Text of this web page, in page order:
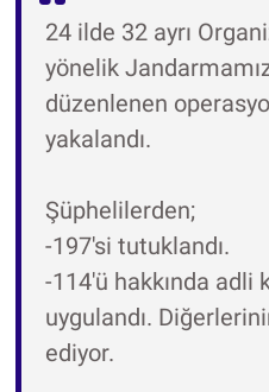
24 ilde 32 ayrı
yönelik
düzenlenen
yakalandı.
Şüphelilerden;
-197'si tutuklandı.
-114'ü hakkında adli
uygulandı.
ediyor.